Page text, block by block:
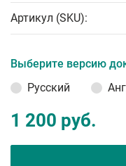
Артикул (SKU):
Выберите версию
Русский
1 200 руб.